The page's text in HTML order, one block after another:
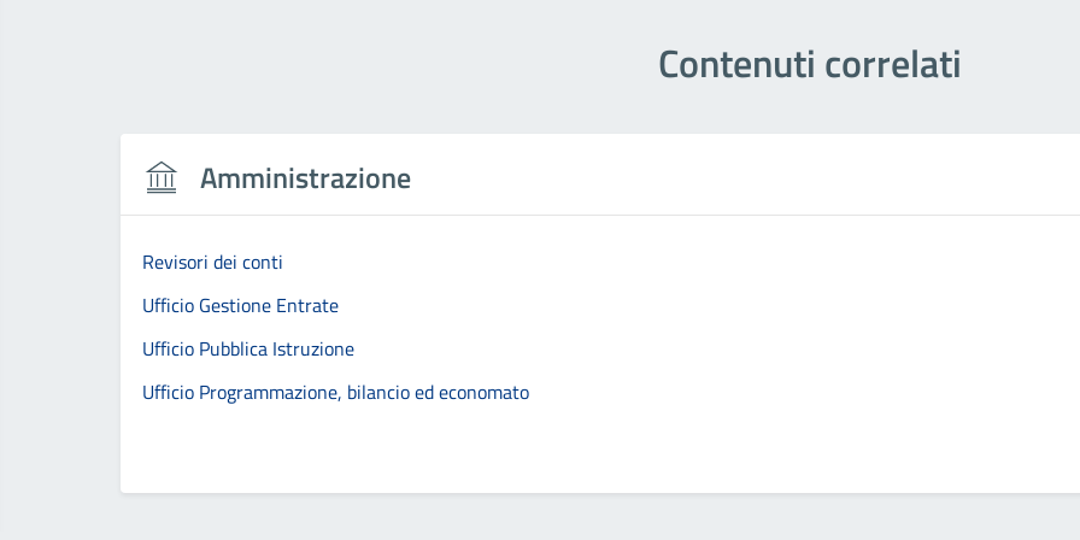
Contenuti correlati
Amministrazione
Revisori dei conti
Ufficio Gestione Entrate
Ufficio Pubblica Istruzione
Ufficio Programmazione, bilancio ed economato